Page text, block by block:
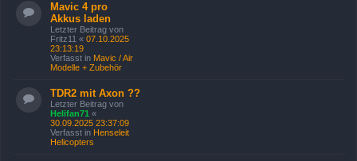
Mavic 4 pro
Akkus laden
Letzter Beitrag von
Fritz11 « 07.10.2025
23:13:19
Verfasst in Mavic / Air
Modelle + Zubehör
TDR2 mit Axon ??
Letzter Beitrag von
Helifan71 «
30.09.2025 23:37:09
Verfasst in Henseleit
Helicopters